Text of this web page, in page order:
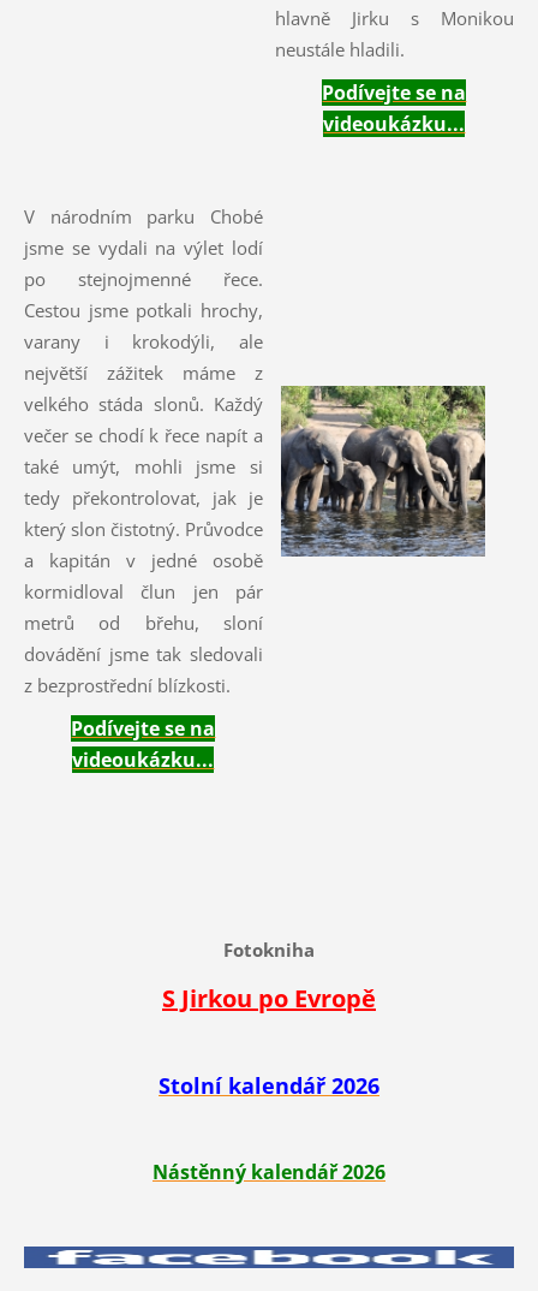
hlavně Jirku s Monikou
neustále hladili.
Podívejte se na
videoukázku...
V národním parku Chobé
jsme se vydali na výlet lodí
po stejnojmenné řece.
Cestou jsme potkali hrochy,
varany i krokodýli, ale
největší zážitek máme z
velkého stáda slonů. Každý
večer se chodí k řece napít a
také umýt, mohli jsme si
tedy překontrolovat, jak je
který slon čistotný. Průvodce
a kapitán v jedné osobě
kormidloval člun jen pár
metrů od břehu, sloní
dovádění jsme tak sledovali
z bezprostřední blízkosti.
Podívejte se na
videoukázku...
Fotokniha
S Jirkou po Evropě
Stolní kalendář 2026
Nástěnný kalendář 2026